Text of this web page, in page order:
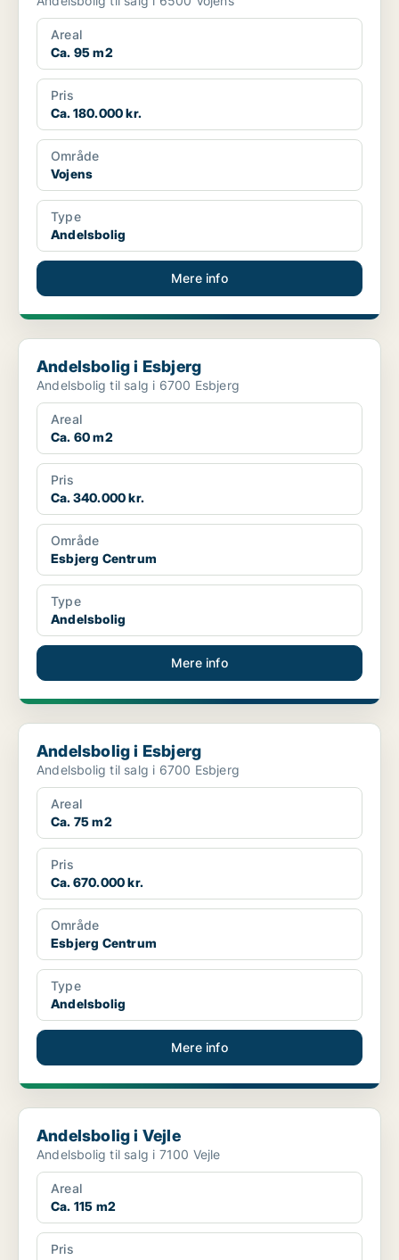
Areal
Ca. 95 m2
Pris
Ca. 180.000 kr.
Område
Vojens
Type
Andelsbolig
Mere info
Andelsbolig i Esbjerg
Andelsbolig i Esbjerg
Andelsbolig til salg i 6700 Esbjerg
Areal
Ca. 60 m2
Pris
Ca. 340.000 kr.
Område
Esbjerg Centrum
Type
Andelsbolig
Mere info
Andelsbolig i Esbjerg
Andelsbolig i Esbjerg
Andelsbolig til salg i 6700 Esbjerg
Areal
Ca. 75 m2
Pris
Ca. 670.000 kr.
Område
Esbjerg Centrum
Type
Andelsbolig
Mere info
Andelsbolig i Vejle
Andelsbolig i Vejle
Andelsbolig til salg i 7100 Vejle
Areal
Ca. 115 m2
Pris